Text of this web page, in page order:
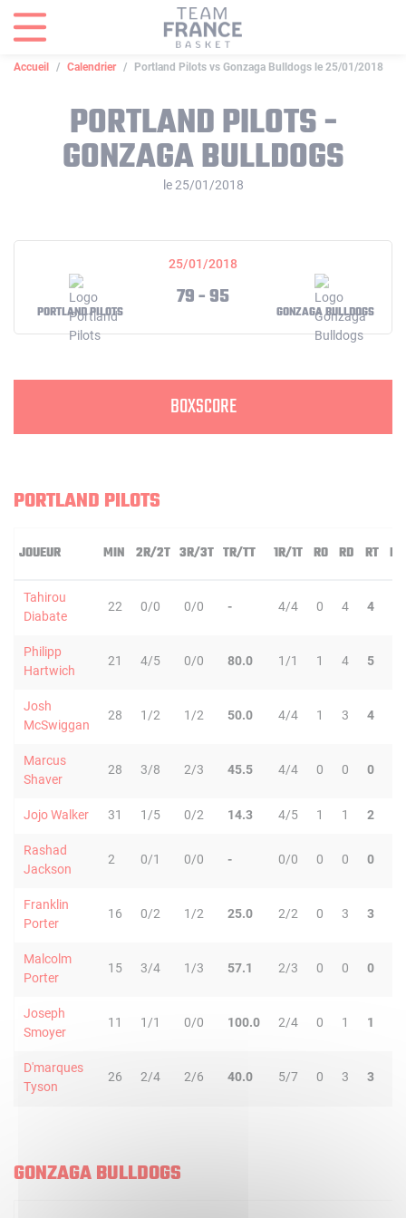
Accueil Calendrier Portland Pilots vs Gonzaga Bulldogs le 25/01/2018
PORTLAND PILOTS -
GONZAGA BULLDOGS
le 25/01/2018
25/01/2018
PORTLAND PILOTS
79 - 95
GONZAGA BULLDOGS
BOXSCORE
PORTLAND PILOTS
JOUEUR MIN 2R/2T 3R/3T TR/TT 1R/1T RO RD RT PD
Tahirou
Diabate
22 0/0 0/0 - 4/4 0 4 4
Philipp
Hartwich
21 4/5 0/0 80.0 1/1 1 4 5
Josh
McSwiggan
28 1/2 1/2 50.0 4/4 1 3 4
Marcus
Shaver
28 3/8 2/3 45.5 4/4 0 0 0
Jojo Walker 31 1/5 0/2 14.3 4/5 1 1 2
Rashad
Jackson
2 0/1 0/0 - 0/0 0 0 0
Franklin
Porter
16 0/2 1/2 25.0 2/2 0 3 3
Malcolm
Porter
15 3/4 1/3 57.1 2/3 0 0 0
Joseph
Smoyer
11 1/1 0/0 100.0 2/4 0 1 1
D'marques
Tyson
26 2/4 2/6 40.0 5/7 0 3 3
GONZAGA BULLDOGS
Panneau de gestion des cookies